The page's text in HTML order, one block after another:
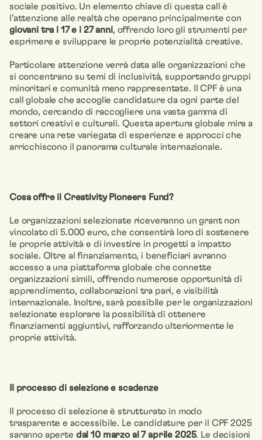
sociale positivo. Un elemento chiave di questa call è
l’attenzione alle realtà che operano principalmente con
giovani tra i 17 e i 27 anni, offrendo loro gli strumenti per
esprimere e sviluppare le proprie potenzialità creative.
Particolare attenzione verrà data alle organizzazioni che
si concentrano su temi di inclusività, supportando gruppi
minoritari e comunità meno rappresentate. Il CPF è una
call globale che accoglie candidature da ogni parte del
mondo, cercando di raccogliere una vasta gamma di
settori creativi e culturali. Questa apertura globale mira a
creare una rete variegata di esperienze e approcci che
arricchiscono il panorama culturale internazionale.
Cosa offre il Creativity Pioneers Fund?
Le organizzazioni selezionate riceveranno un grant non
vincolato di 5.000 euro, che consentirà loro di sostenere
le proprie attività e di investire in progetti a impatto
sociale. Oltre al finanziamento, i beneficiari avranno
accesso a una piattaforma globale che connette
organizzazioni simili, offrendo numerose opportunità di
apprendimento, collaborazioni tra pari, e visibilità
internazionale. Inoltre, sarà possibile per le organizzazioni
selezionate esplorare la possibilità di ottenere
finanziamenti aggiuntivi, rafforzando ulteriormente le
proprie attività.
Il processo di selezione e scadenze
Il processo di selezione è strutturato in modo
trasparente e accessibile. Le candidature per il CPF 2025
saranno aperte dal 10 marzo al 7 aprile 2025. Le decisioni